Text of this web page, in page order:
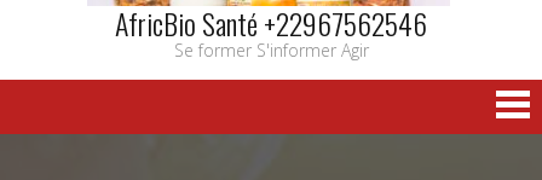
AfricBio Santé +22967562546
Se former S'informer Agir